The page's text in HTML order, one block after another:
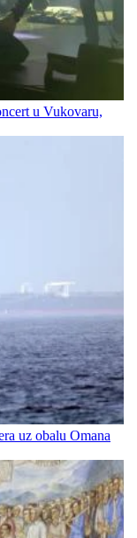
u Vukovaru,
uz obalu Omana